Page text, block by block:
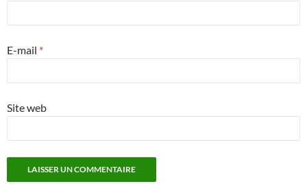
E-mail *
Site web